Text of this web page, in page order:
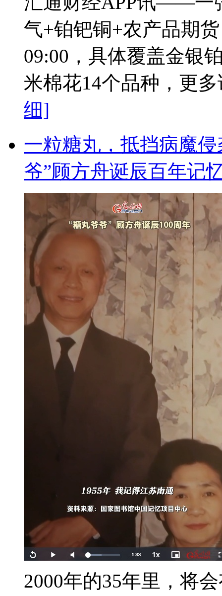
气+铂钯铜+农产品期
09:00，具体覆盖金银
米棉花14个品种，更
细]
一粒糖丸，抵挡病魔
爷”顾方舟诞辰百年记
2000年的35年里，将